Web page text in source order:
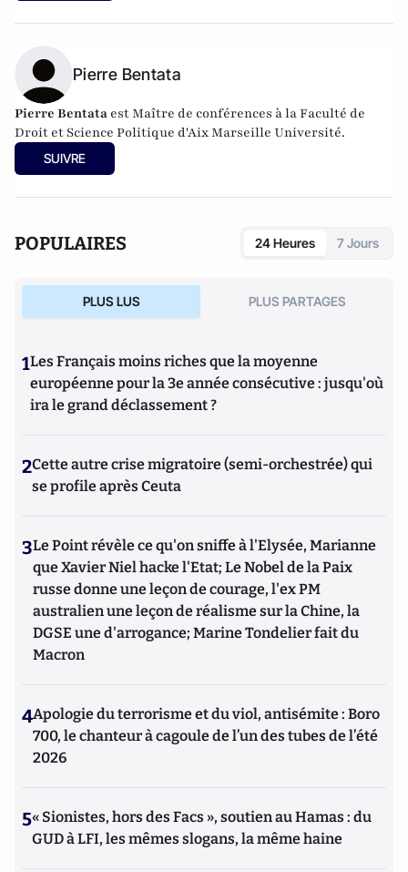
Pierre Bentata
Pierre Bentata est Maître de conférences à la Faculté de
Droit et Science Politique d'Aix Marseille Université.
SUIVRE
POPULAIRES 24 Heures 7 Jours
PLUS LUS PLUS PARTAGES
1Les Français moins riches que la moyenne
européenne pour la 3e année consécutive : jusqu'où
ira le grand déclassement ?
2Cette autre crise migratoire (semi-orchestrée) qui
se profile après Ceuta
3Le Point révèle ce qu'on sniffe à l'Elysée, Marianne
que Xavier Niel hacke l'Etat; Le Nobel de la Paix
russe donne une leçon de courage, l'ex PM
australien une leçon de réalisme sur la Chine, la
DGSE une d'arrogance; Marine Tondelier fait du
Macron
4Apologie du terrorisme et du viol, antisémite : Boro
700, le chanteur à cagoule de l’un des tubes de l’été
2026
5« Sionistes, hors des Facs », soutien au Hamas : du
GUD à LFI, les mêmes slogans, la même haine